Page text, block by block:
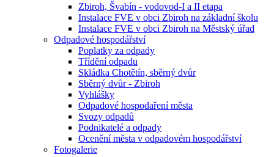
Zbiroh, Švabín - vodovod-I a II etapa
Instalace FVE v obci Zbiroh na základní školu
Instalace FVE v obci Zbiroh na Městský úřad
Odpadové hospodářství
Poplatky za odpady
Třídění odpadu
Skládka Chotětín, sběrný dvůr
Sběrný dvůr - Zbiroh
Vyhlášky
Odpadové hospodaření města
Svozy odpadů
Podnikatelé a odpady
Ocenění města v odpadovém hospodářství
Fotogalerie